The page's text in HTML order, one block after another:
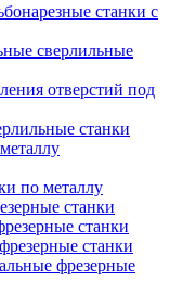
станки с
сверлильные
отверстий под
станки
по металлу
станки
станки
станки
фрезерные